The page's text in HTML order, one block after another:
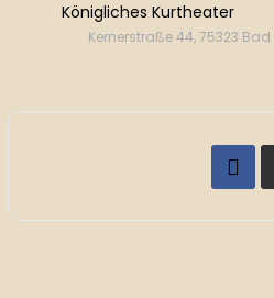
Königliches Kurtheater
Kernerstraße 44, 75323